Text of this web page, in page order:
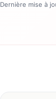
Dernière mise à